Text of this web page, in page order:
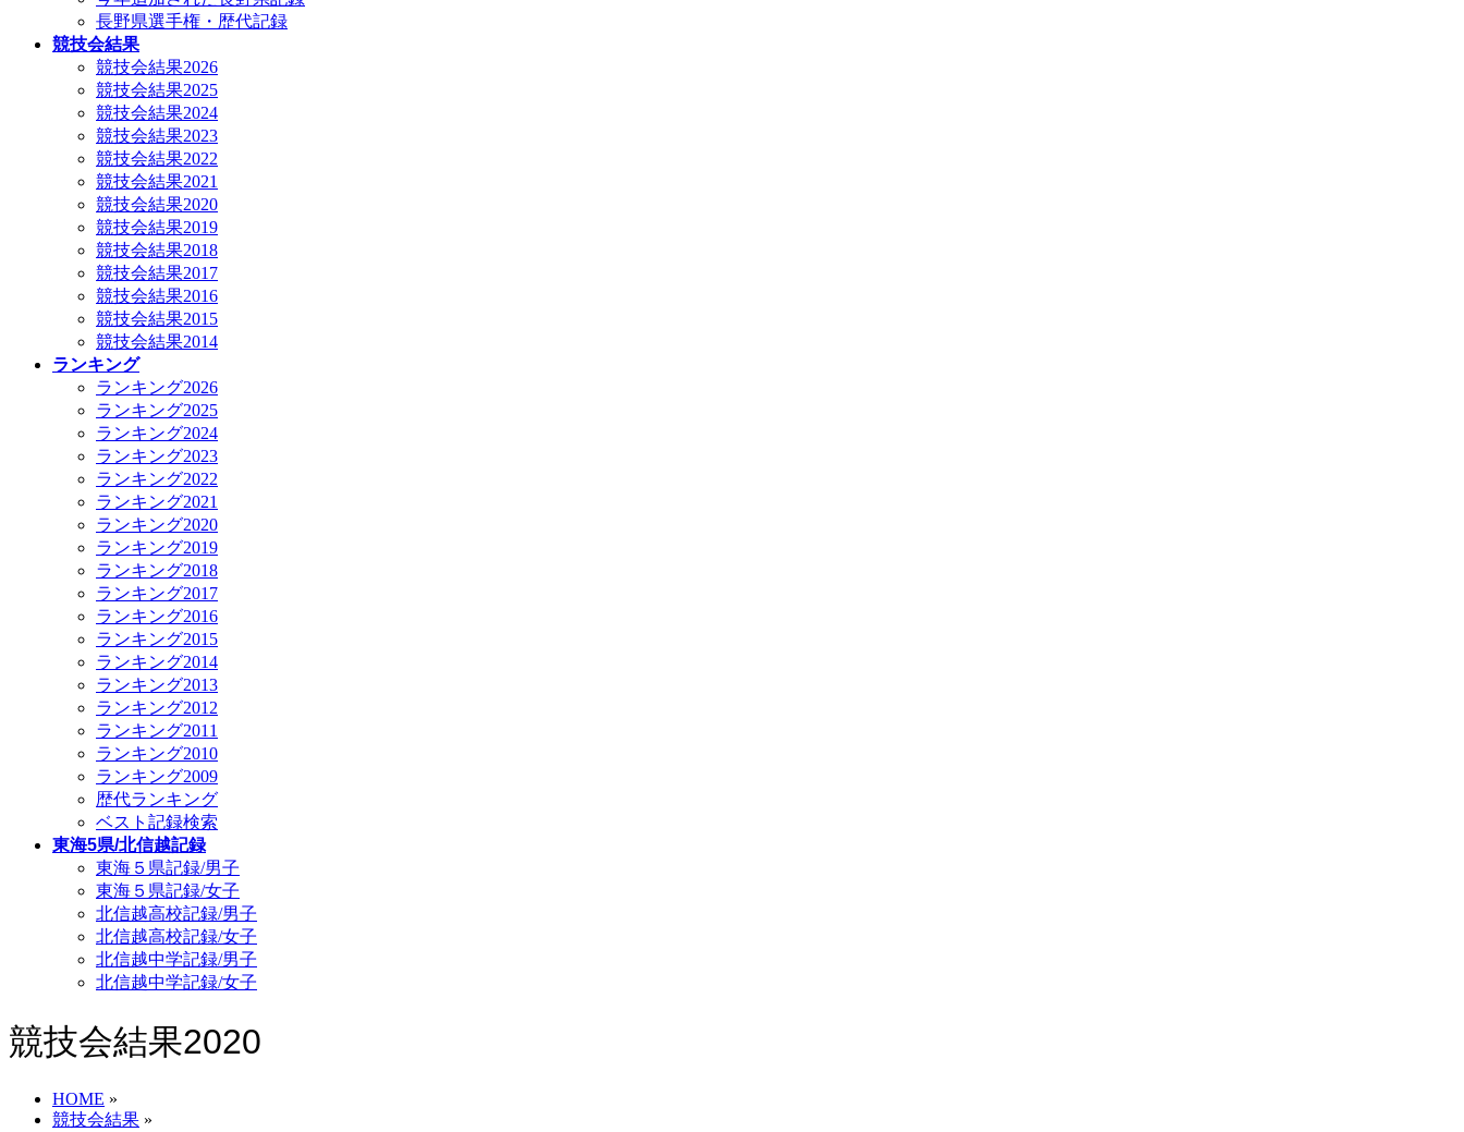
長野県選手権・歴代記録
競技会結果
競技会結果2026
競技会結果2025
競技会結果2024
競技会結果2023
競技会結果2022
競技会結果2021
競技会結果2020
競技会結果2019
競技会結果2018
競技会結果2017
競技会結果2016
競技会結果2015
競技会結果2014
ランキング
ランキング2026
ランキング2025
ランキング2024
ランキング2023
ランキング2022
ランキング2021
ランキング2020
ランキング2019
ランキング2018
ランキング2017
ランキング2016
ランキング2015
ランキング2014
ランキング2013
ランキング2012
ランキング2011
ランキング2010
ランキング2009
歴代ランキング
ベスト記録検索
東海5県/北信越記録
東海５県記録/男子
東海５県記録/女子
北信越高校記録/男子
北信越高校記録/女子
北信越中学記録/男子
北信越中学記録/女子
競技会結果2020
HOME »
競技会結果 »